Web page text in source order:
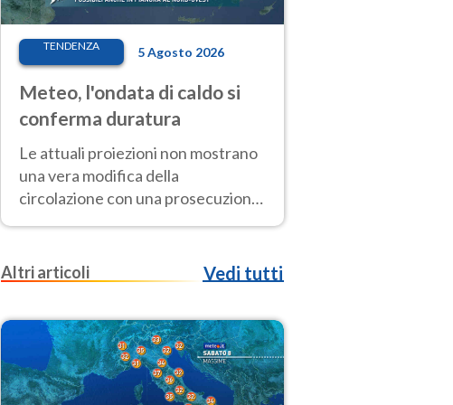
TENDENZA 5 Agosto 2026
Meteo, l'ondata di caldo si
conferma duratura
Le attuali proiezioni non mostrano
una vera modifica della
circolazione con una prosecuzione
del caldo fuori scala per molti
Ferragosto
Altri articoli Vedi tutti